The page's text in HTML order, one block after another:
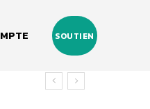
SOUTIEN